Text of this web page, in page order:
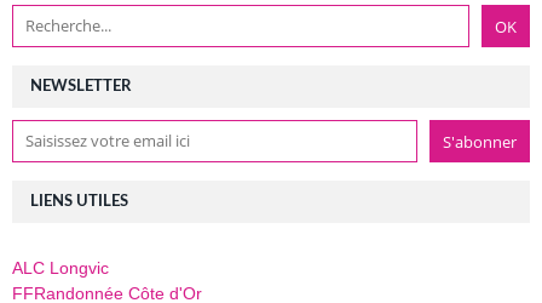
NEWSLETTER
LIENS UTILES
ALC Longvic
FFRandonnée Côte d'Or